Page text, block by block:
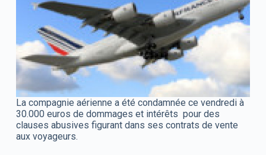
La compagnie aérienne a été condamnée ce vendredi à
30.000 euros de dommages et intérêts pour des
clauses abusives figurant dans ses contrats de vente
aux voyageurs.